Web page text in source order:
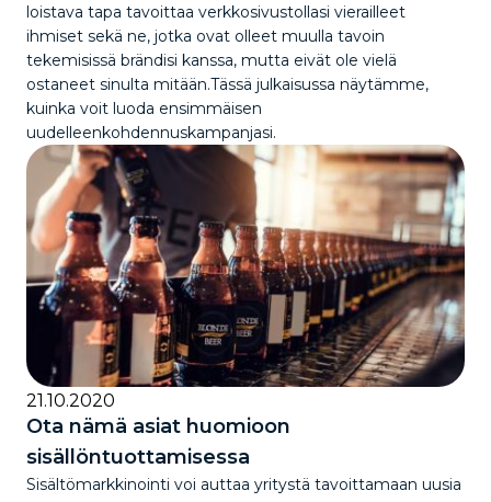
loistava tapa tavoittaa verkkosivustollasi vierailleet
ihmiset sekä ne, jotka ovat olleet muulla tavoin
tekemisissä brändisi kanssa, mutta eivät ole vielä
ostaneet sinulta mitään.Tässä julkaisussa näytämme,
kuinka voit luoda ensimmäisen
uudelleenkohdennuskampanjasi.
21.10.2020
Ota nämä asiat huomioon
sisällöntuottamisessa
Sisältömarkkinointi voi auttaa yritystä tavoittamaan uusia